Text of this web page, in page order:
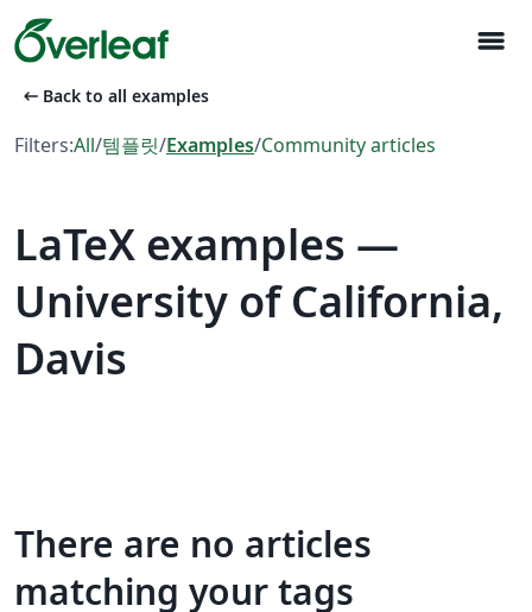
menu
arrow_left_alt Back to all examples
Filters:All/템플릿/Examples/Community articles
LaTeX examples —
University of California,
Davis
There are no articles
matching your tags